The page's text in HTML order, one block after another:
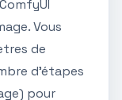
Vous
de
d'étapes
pour